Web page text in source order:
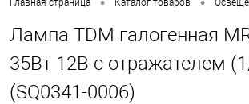
Главная страница Каталог товаров
Лампа TDM галогенная
35Вт 12B с отражателем
(SQ0341-0006)